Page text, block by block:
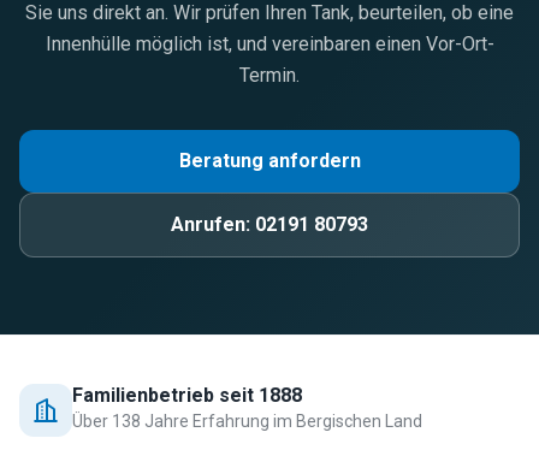
Sie uns direkt an. Wir prüfen Ihren Tank, beurteilen, ob eine
Innenhülle möglich ist, und vereinbaren einen Vor-Ort-
Termin.
Beratung anfordern
Anrufen: 02191 80793
Familienbetrieb seit 1888
Über 138 Jahre Erfahrung im Bergischen Land